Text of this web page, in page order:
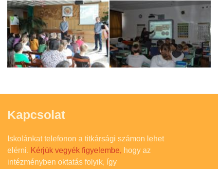
Kapcsolat
Iskolánkat telefonon a titkársági számon lehet
elérni. Kérjük vegyék figyelembe, hogy az
intézményben oktatás folyik, így